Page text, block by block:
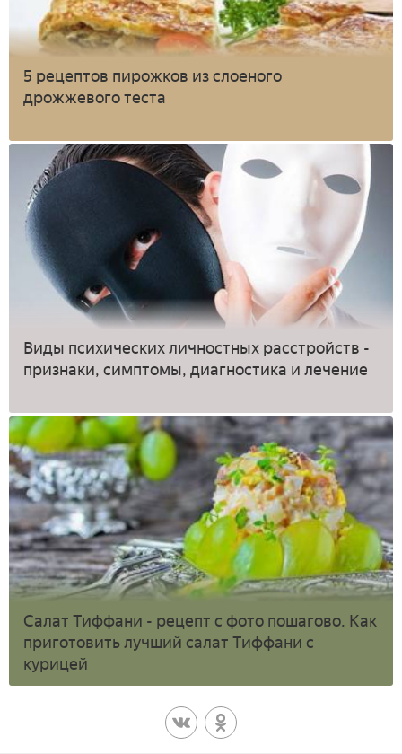
5 рецептов пирожков из слоеного
дрожжевого теста
Виды психических личностных расстройств -
признаки, симптомы, диагностика и лечение
Салат Тиффани - рецепт с фото пошагово. Как
приготовить лучший салат Тиффани с
курицей